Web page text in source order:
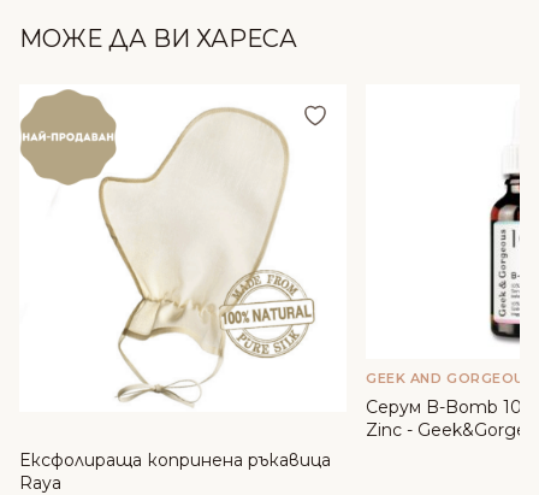
МОЖЕ ДА ВИ ХАРЕСА
Добави в любими
Ексфолираща копринена ръкавица
Raya
GEEK AND GORGEOUS
Серум B-Bomb
Zinc -